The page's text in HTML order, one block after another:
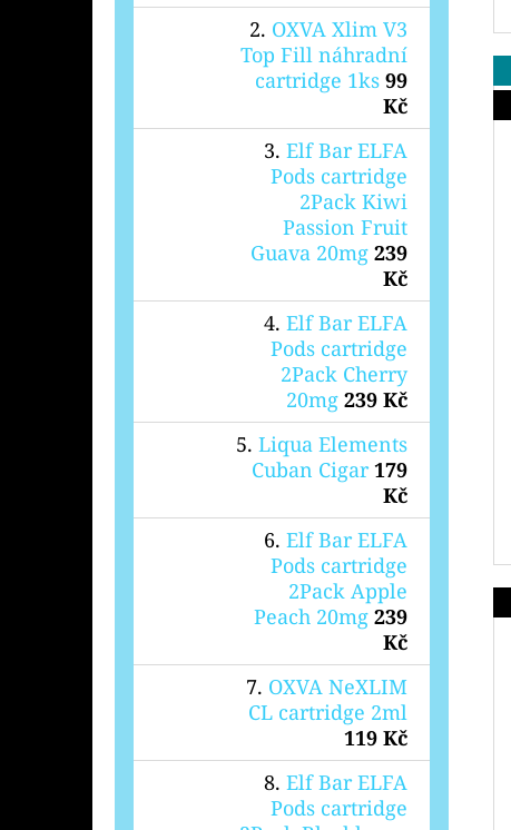
OXVA Xlim V3
Top Fill náhradní
cartridge 1ks 99
Kč
Elf Bar ELFA
Pods cartridge
2Pack Kiwi
Passion Fruit
Guava 20mg 239
Kč
Elf Bar ELFA
Pods cartridge
2Pack Cherry
20mg 239 Kč
Liqua Elements
Cuban Cigar 179
Kč
Elf Bar ELFA
Pods cartridge
2Pack Apple
Peach 20mg 239
Kč
OXVA NeXLIM
CL cartridge 2ml
119 Kč
Elf Bar ELFA
Pods cartridge